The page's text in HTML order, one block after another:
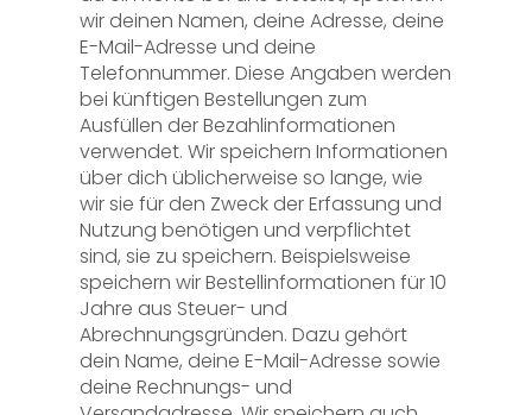
wir deinen Namen, deine Adresse, deine
E-Mail-Adresse und deine
Telefonnummer. Diese Angaben werden
bei künftigen Bestellungen zum
Ausfüllen der Bezahlinformationen
verwendet. Wir speichern Informationen
über dich üblicherweise so lange, wie
wir sie für den Zweck der Erfassung und
Nutzung benötigen und verpflichtet
sind, sie zu speichern. Beispielsweise
speichern wir Bestellinformationen für 10
Jahre aus Steuer- und
Abrechnungsgründen. Dazu gehört
dein Name, deine E-Mail-Adresse sowie
deine Rechnungs- und